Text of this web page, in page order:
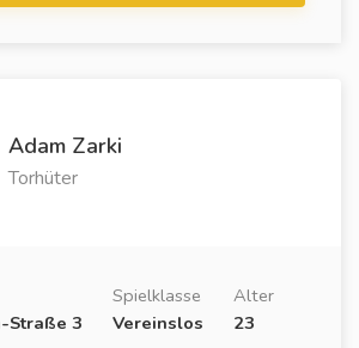
Adam Zarki
Torhüter
Straße 3
Spielklasse
Vereinslos
Alter
23